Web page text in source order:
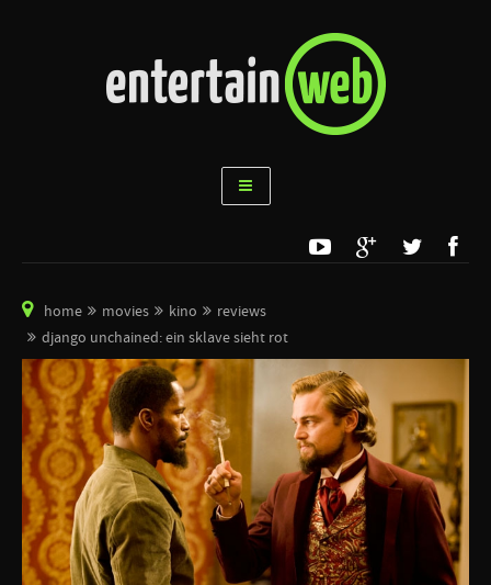
home movies kino
reviews
django unchained: ein sklave sieht rot